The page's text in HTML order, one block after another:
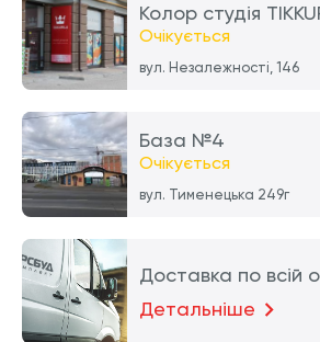
Колор студія
Очікується
вул. Незалежності, 146
База №4
Очікується
вул. Тименецька 249г
Доставка по всій
Детальніше